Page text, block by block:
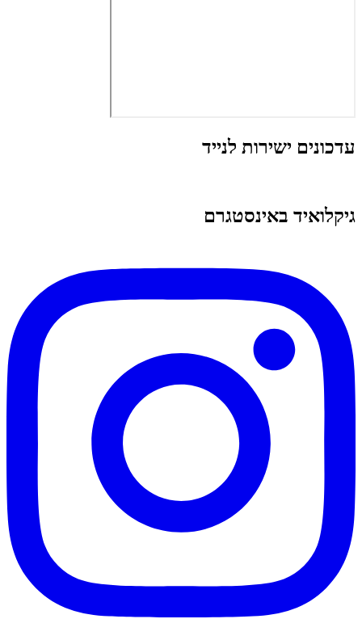
עדכונים ישירות לנייד
גיקלואיד באינסטגרם